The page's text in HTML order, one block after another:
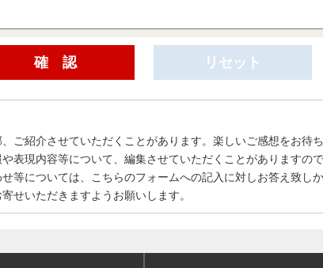
ご紹介させていただくことがあります。楽しいご感想をお待
表現内容等について、編集させていただくことがありますの
等については、こちらのフォームへの記入に対しお答え致し
せいただきますようお願いします。